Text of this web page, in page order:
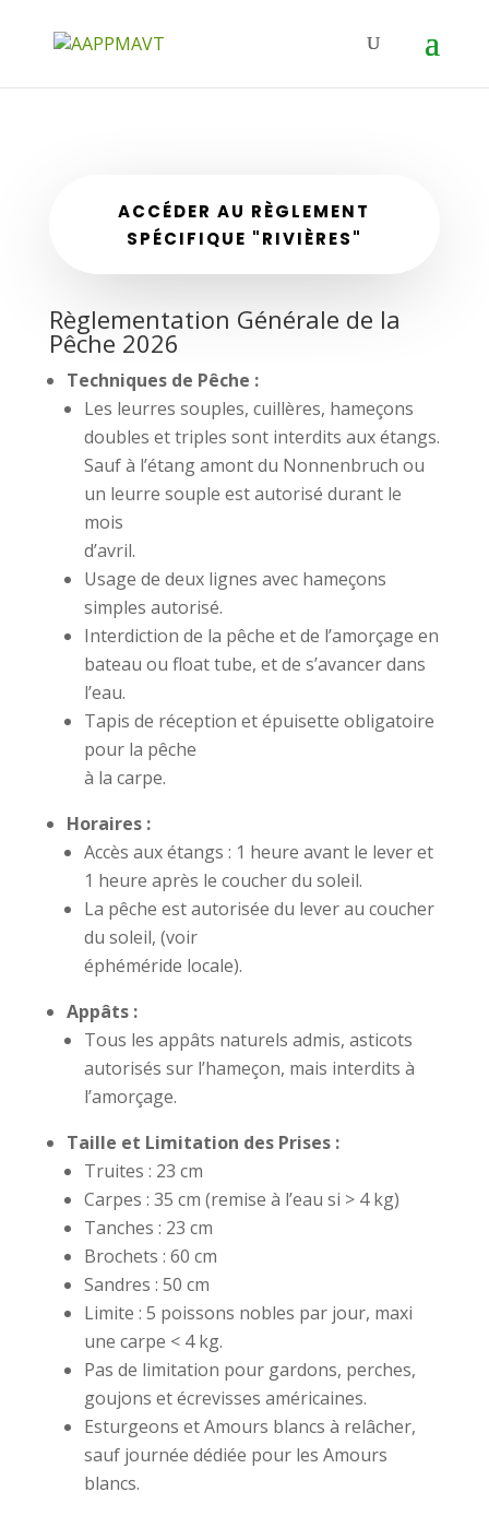
ACCÉDER AU RÈGLEMENT
SPÉCIFIQUE "RIVIÈRES"
Règlementation Générale de la
Pêche 2026
Techniques de Pêche :
Les leurres souples, cuillères, hameçons
doubles et triples sont interdits aux étangs.
Sauf à l’étang amont du Nonnenbruch ou
un leurre souple est autorisé durant le
mois
d’avril.
Usage de deux lignes avec hameçons
simples autorisé.
Interdiction de la pêche et de l’amorçage en
bateau ou float tube, et de s’avancer dans
l’eau.
Tapis de réception et épuisette obligatoire
pour la pêche
à la carpe.
Horaires :
Accès aux étangs : 1 heure avant le lever et
1 heure après le coucher du soleil.
La pêche est autorisée du lever au coucher
du soleil, (voir
éphéméride locale).
Appâts :
Tous les appâts naturels admis, asticots
autorisés sur l’hameçon, mais interdits à
l’amorçage.
Taille et Limitation des Prises :
Truites : 23 cm
Carpes : 35 cm (remise à l’eau si > 4 kg)
Tanches : 23 cm
Brochets : 60 cm
Sandres : 50 cm
Limite : 5 poissons nobles par jour, maxi
une carpe < 4 kg.
Pas de limitation pour gardons, perches,
goujons et écrevisses américaines.
Esturgeons et Amours blancs à relâcher,
sauf journée dédiée pour les Amours
blancs.